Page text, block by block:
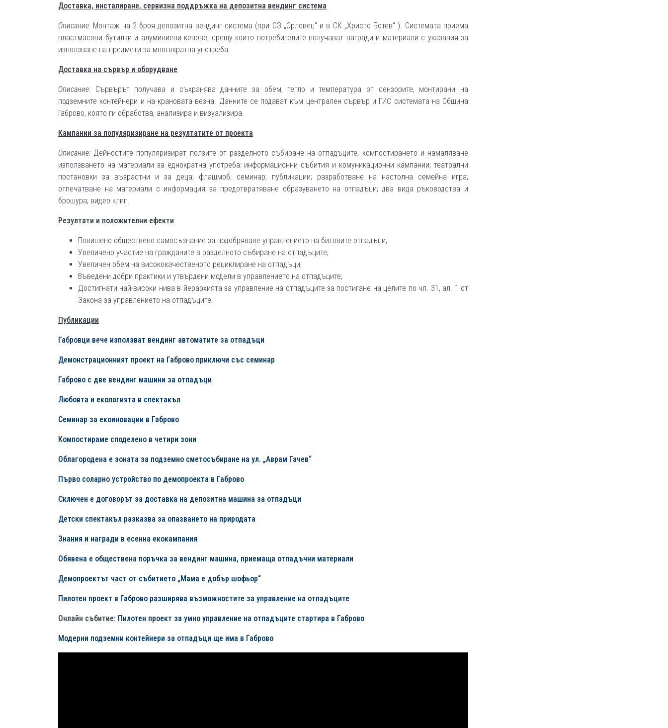
Доставка, инсталиране, сервизна поддръжка на депозитна вендинг система
Описание: Монтаж на 2 броя депозитна вендинг система (при СЗ „Орловец“ и в СК „Христо Ботев“ ). Системата приема
пластмасови бутилки и алуминиеви кенове, срещу които потребителите получават награди и материали с указания за
използване на предмети за многократна употреба.
Доставка на сървър и оборудване
Описание: Сървърът получава и съхранява данните за обем, тегло и температура от сензорите, монтирани на
подземните контейнери и на крановата везна. Данните се подават към централен сървър и ГИС системата на Община
Габрово, която ги обработва, анализира и визуализира.
Кампании за популяризиране на резултатите от проекта
Описание: Дейностите популяризират ползите от разделното събиране на отпадъците, компостирането и намаляване
използването на материали за еднократна употреба: информационни събития и комуникационни кампании; театрални
постановки за възрастни и за деца; флашмоб; семинар; публикации; разработване на настолна семейна игра;
отпечатване на материали с информация за предотвратяване образуването на отпадъци; два вида ръководства и
брошура; видео клип.
Резултати и положителни ефекти
Повишено обществено самосъзнание за подобряване управлението на битовите отпадъци;
Увеличено участие на гражданите в разделното събиране на отпадъците;
Увеличен обем на висококачественото рециклиране на отпадъци;
Въведени добри практики и утвърдени модели в управлението на отпадъците;
Достигнати най-високи нива в йерархията за управление на отпадъците за постигане на целите по чл. 31, ал. 1 от
Закона за управлението на отпадъците.
Публикации
Габровци вече използват вендинг автоматите за отпадъци
Демонстрационният проект на Габрово приключи със семинар
Габрово с две вендинг машини за отпадъци
Любовта и екологията в спектакъл
Семинар за екоиновации в Габрово
Компостираме споделено в четири зони
Облагородена е зоната за подземно сметосъбиране на ул. „Аврам Гачев“
Първо соларно устройство по демопроекта в Габрово
Сключен е договорът за доставка на депозитна машина за отпадъци
Детски спектакъл разказва за опазването на природата
Знания и награди в есенна екокампания
Обявена е обществена поръчка за вендинг машина, приемаща отпадъчни материали
Демопроектът част от събитието „Мама е добър шофьор“
Пилотен проект в Габрово разширява възможностите за управление на отпадъците
Онлайн събитие: Пилотен проект за умно управление на отпадъците стартира в Габрово
Модерни подземни контейнери за отпадъци ще има в Габрово